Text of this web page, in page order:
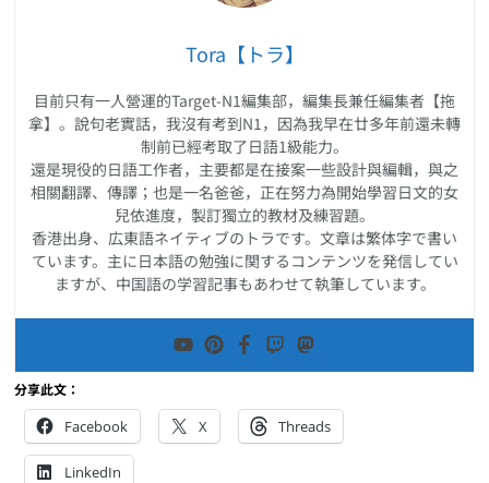
Tora【トラ】
目前只有一人營運的Target-N1編集部，編集長兼任編集者【拖
拿】。說句老實話，我沒有考到N1，因為我早在廿多年前還未轉
制前已經考取了日語1級能力。
還是現役的日語工作者，主要都是在接案一些設計與編輯，與之
相關翻譯、傳譯；也是一名爸爸，正在努力為開始學習日文的女
兒依進度，製訂獨立的教材及練習題。
香港出身、広東語ネイティブのトラです。文章は繁体字で書い
ています。主に日本語の勉強に関するコンテンツを発信してい
ますが、中国語の学習記事もあわせて執筆しています。
分享此文：
Facebook X Threads
LinkedIn